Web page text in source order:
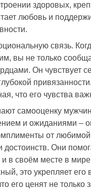
здоровых,
любовь и
связь.
вы не только
Он
что его чувства
самооценку
и ожиданиями –
от
достоинств. Они
в своём месте в
это укрепляет его
его ценят не только